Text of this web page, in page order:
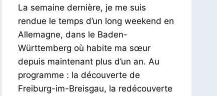
Petit
Pois
La semaine dernière, je me suis
rendue le temps d’un long weekend en
Allemagne, dans le Baden-
Württemberg où habite ma sœur
depuis maintenant plus d’un an. Au
programme : la découverte de
Freiburg-im-Breisgau, la redécouverte